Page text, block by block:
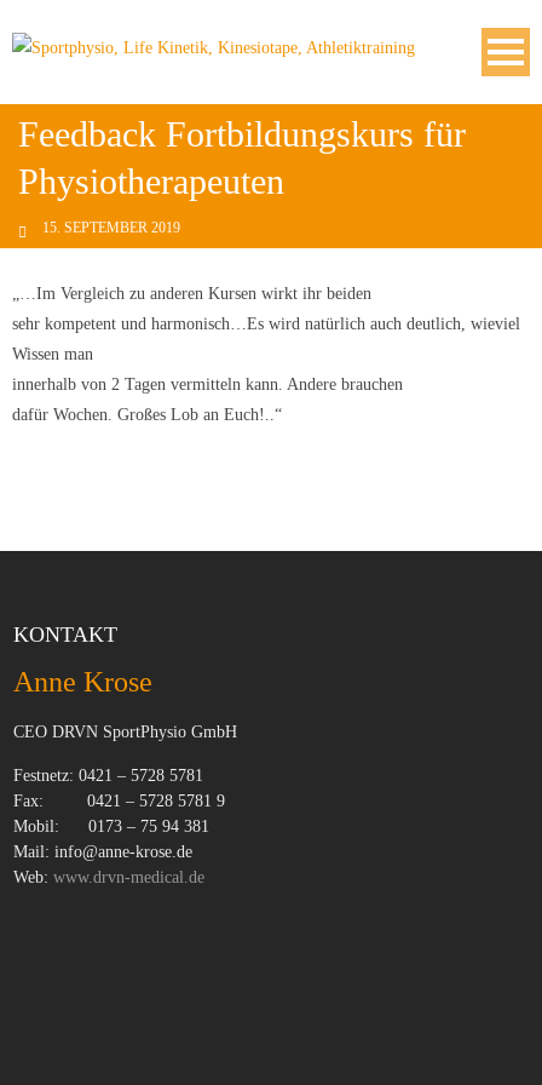
Feedback Fortbildungskurs für
Physiotherapeuten
15. SEPTEMBER 2019
„…Im Vergleich zu anderen Kursen wirkt ihr beiden
sehr kompetent und harmonisch…Es wird natürlich auch deutlich, wieviel
Wissen man
innerhalb von 2 Tagen vermitteln kann. Andere brauchen
dafür Wochen. Großes Lob an Euch!..“
KONTAKT
Anne Krose
CEO DRVN SportPhysio GmbH
Festnetz: 0421 – 5728 5781
Fax: 0421 – 5728 5781 9
Mobil: 0173 – 75 94 381
Mail: info@anne-krose.de
Web:www.drvn-medical.de